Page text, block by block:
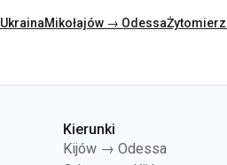
UkrainaMikołajów → OdessaŻytomierz
Kierunki
Kijów → Odessa